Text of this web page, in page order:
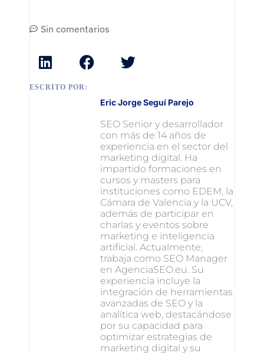
Sin comentarios
ESCRITO POR:
Eric Jorge Seguí Parejo
SEO Senior y desarrollador
con más de 14 años de
experiencia en el sector del
marketing digital. Ha
impartido formaciones en
cursos y masters para
instituciones como EDEM, la
Cámara de Valencia y la UCV,
además de participar en
charlas y eventos sobre
marketing e inteligencia
artificial. Actualmente,
trabaja como SEO Manager
en AgenciaSEO.eu. Su
experiencia incluye la
integración de herramientas
avanzadas de SEO y la
analítica web, destacándose
por su capacidad para
optimizar estrategias de
marketing digital y su